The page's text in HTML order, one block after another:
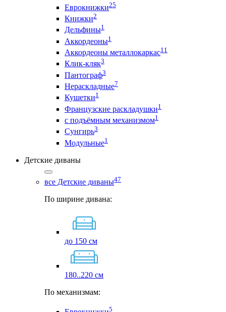
Еврокнижки25
Книжки2
Дельфины1
Аккордеоны1
Аккордеоны металлокаркас11
Клик-кляк3
Пантограф3
Нераскладные7
Кушетки1
Французские раскладушки1
с подъёмным механизмом1
Сунгирь3
Модульные1
Детские диваны
все Детские диваны47
По ширине дивана:
до 150 см
180..220 см
По механизмам:
5